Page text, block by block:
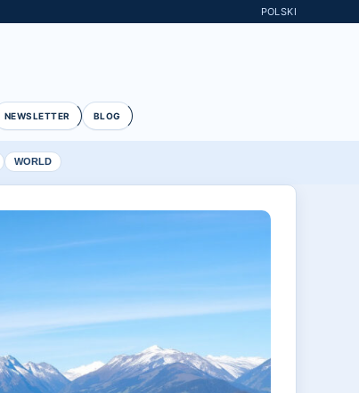
POLSKI
NEWSLETTER BLOG
WORLD